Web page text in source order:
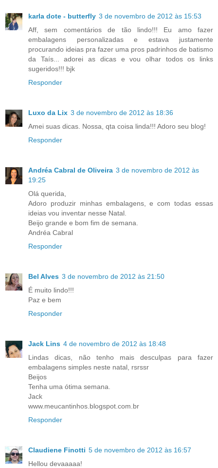
karla dote - butterfly 3 de novembro de 2012 às 15:53
Aff, sem comentários de tão lindo!!! Eu amo fazer
embalagens personalizadas e estava justamente
procurando ideias pra fazer uma pros padrinhos de batismo
da Taís... adorei as dicas e vou olhar todos os links
sugeridos!!! bjk
Responder
Luxo da Lix 3 de novembro de 2012 às 18:36
Amei suas dicas. Nossa, qta coisa linda!!! Adoro seu blog!
Responder
Andréa Cabral de Oliveira 3 de novembro de 2012 às
19:25
Olá querida,
Adoro produzir minhas embalagens, e com todas essas
ideias vou inventar nesse Natal.
Beijo grande e bom fim de semana.
Andréa Cabral
Responder
Bel Alves 3 de novembro de 2012 às 21:50
É muito lindo!!!
Paz e bem
Responder
Jack Lins 4 de novembro de 2012 às 18:48
Lindas dicas, não tenho mais desculpas para fazer
embalagens simples neste natal, rsrssr
Beijos
Tenha uma ótima semana.
Jack
www.meucantinhos.blogspot.com.br
Responder
Claudiene Finotti 5 de novembro de 2012 às 16:57
Hellou devaaaaa!